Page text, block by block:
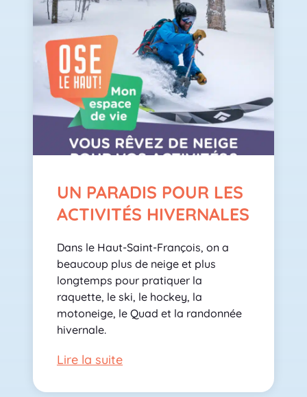
UN PARADIS POUR LES
ACTIVITÉS HIVERNALES
Dans le Haut-Saint-François, on a
beaucoup plus de neige et plus
longtemps pour pratiquer la
raquette, le ski, le hockey, la
motoneige, le Quad et la randonnée
hivernale.
Lire la suite